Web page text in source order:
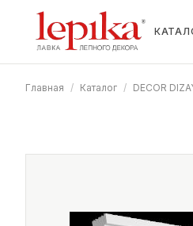
Главная / Каталог / DECOR